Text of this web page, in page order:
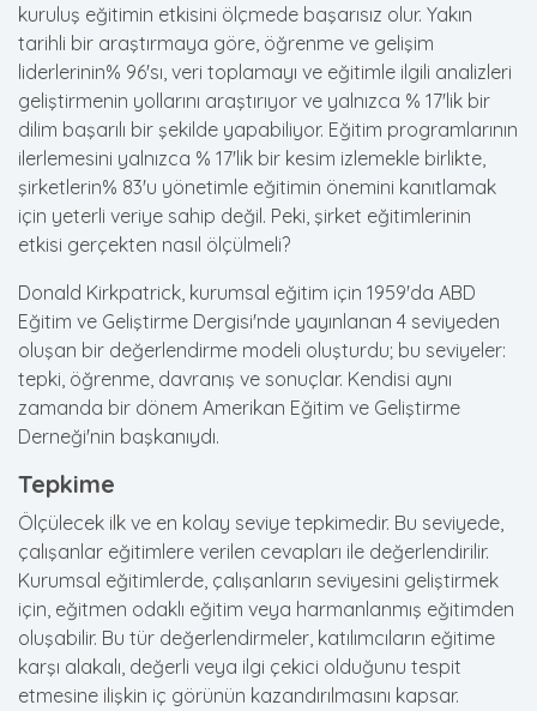
kuruluş eğitimin etkisini ölçmede başarısız olur. Yakın
tarihli bir araştırmaya göre, öğrenme ve gelişim
liderlerinin% 96'sı, veri toplamayı ve eğitimle ilgili analizleri
geliştirmenin yollarını araştırıyor ve yalnızca % 17'lik bir
dilim başarılı bir şekilde yapabiliyor. Eğitim programlarının
ilerlemesini yalnızca % 17'lik bir kesim izlemekle birlikte,
şirketlerin% 83'u yönetimle eğitimin önemini kanıtlamak
için yeterli veriye sahip değil. Peki, şirket eğitimlerinin
etkisi gerçekten nasıl ölçülmeli?
Donald Kirkpatrick, kurumsal eğitim için 1959'da ABD
Eğitim ve Geliştirme Dergisi'nde yayınlanan 4 seviyeden
oluşan bir değerlendirme modeli oluşturdu; bu seviyeler:
tepki, öğrenme, davranış ve sonuçlar. Kendisi aynı
zamanda bir dönem Amerikan Eğitim ve Geliştirme
Derneği'nin başkanıydı.
Tepkime
Ölçülecek ilk ve en kolay seviye tepkimedir. Bu seviyede,
çalışanlar eğitimlere verilen cevapları ile değerlendirilir.
Kurumsal eğitimlerde, çalışanların seviyesini geliştirmek
için, eğitmen odaklı eğitim veya harmanlanmış eğitimden
oluşabilir. Bu tür değerlendirmeler, katılımcıların eğitime
karşı alakalı, değerli veya ilgi çekici olduğunu tespit
etmesine ilişkin iç görünün kazandırılmasını kapsar.